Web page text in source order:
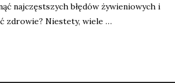
najczęstszych błędów żywieniowych i
zdrowie? Niestety, wiele …